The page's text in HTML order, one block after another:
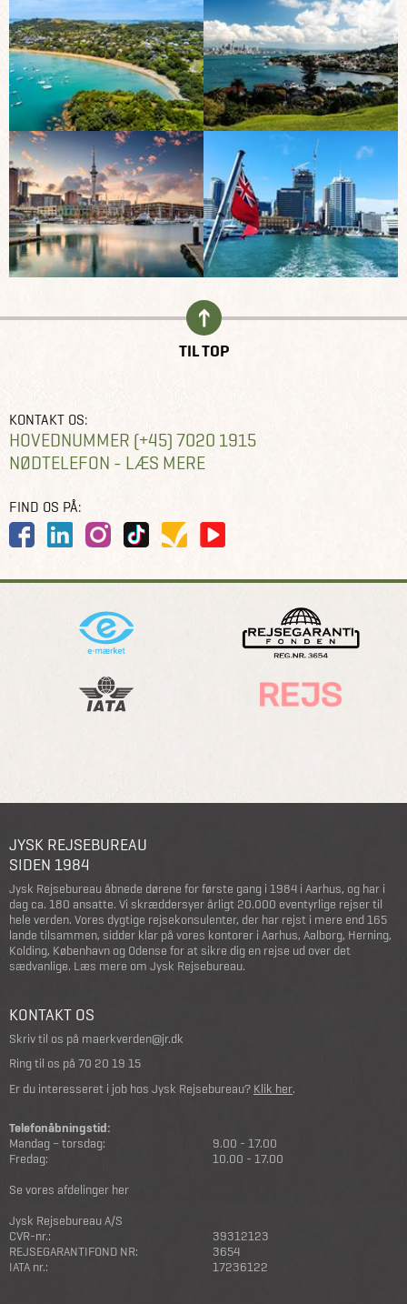
TIL TOP
KONTAKT OS:
HOVEDNUMMER (+45) 7020 1915
NØDTELEFON - LÆS MERE
FIND OS PÅ:
JYSK REJSEBUREAU
SIDEN 1984
Jysk Rejsebureau åbnede dørene for første gang i 1984 i Aarhus, og har i
dag ca. 180 ansatte. Vi skræddersyer årligt 20.000 eventyrlige rejser til
hele verden. Vores dygtige rejsekonsulenter, der har rejst i mere end 165
lande tilsammen, sidder klar på vores kontorer i Aarhus, Aalborg, Herning,
Kolding, København og Odense for at sikre dig en rejse ud over det
sædvanlige. Læs mere om Jysk Rejsebureau.
KONTAKT OS
Skriv til os på maerkverden@jr.dk
Ring til os på 70 20 19 15
Er du interesseret i job hos Jysk Rejsebureau? Klik her.
Telefonåbningstid:
Mandag – torsdag:
9.00 - 17.00
Fredag:
10.00 - 17.00
Se vores afdelinger her
Jysk Rejsebureau A/S
CVR-nr.:
39312123
REJSEGARANTIFOND NR:
3654
IATA nr.:
17236122